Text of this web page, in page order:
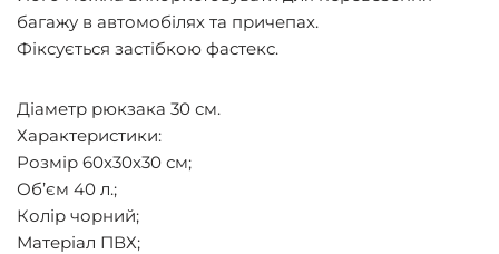
багажу в автомобілях та причепах.
Фіксується застібкою фастекс.
Діаметр рюкзака 30 см.
Характеристики:
Розмір 60х30х30 см;
Об’єм 40 л.;
Колір чорний;
Матеріал ПВХ;